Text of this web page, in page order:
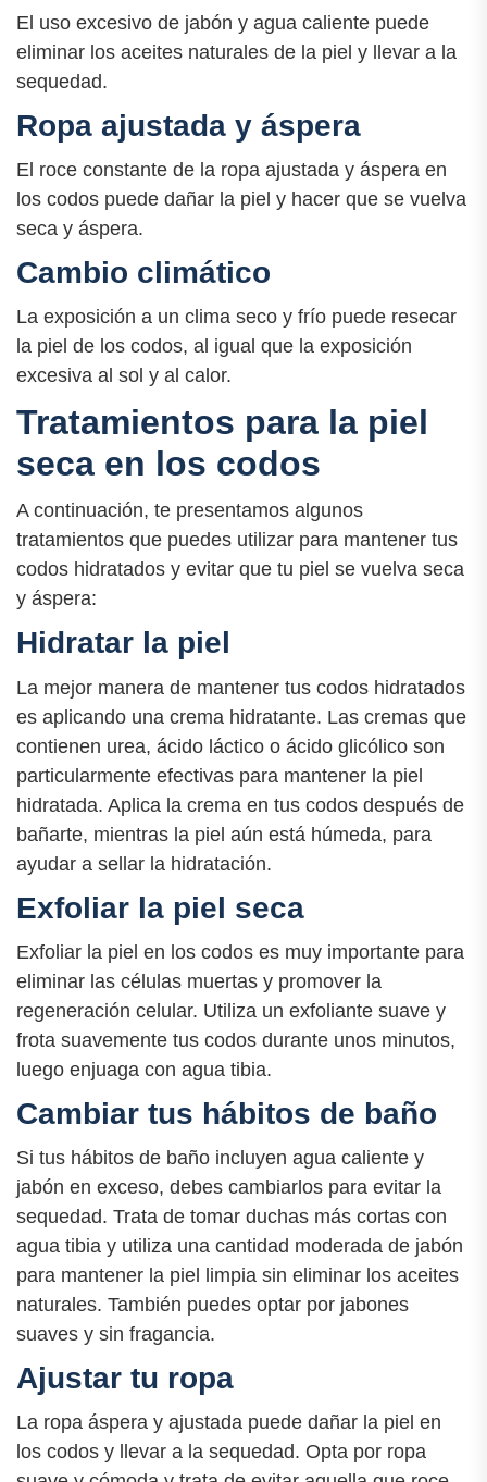
El uso excesivo de jabón y agua caliente puede
eliminar los aceites naturales de la piel y llevar a la
sequedad.
Ropa ajustada y áspera
El roce constante de la ropa ajustada y áspera en
los codos puede dañar la piel y hacer que se vuelva
seca y áspera.
Cambio climático
La exposición a un clima seco y frío puede resecar
la piel de los codos, al igual que la exposición
excesiva al sol y al calor.
Tratamientos para la piel
seca en los codos
A continuación, te presentamos algunos
tratamientos que puedes utilizar para mantener tus
codos hidratados y evitar que tu piel se vuelva seca
y áspera:
Hidratar la piel
La mejor manera de mantener tus codos hidratados
es aplicando una crema hidratante. Las cremas que
contienen urea, ácido láctico o ácido glicólico son
particularmente efectivas para mantener la piel
hidratada. Aplica la crema en tus codos después de
bañarte, mientras la piel aún está húmeda, para
ayudar a sellar la hidratación.
Exfoliar la piel seca
Exfoliar la piel en los codos es muy importante para
eliminar las células muertas y promover la
regeneración celular. Utiliza un exfoliante suave y
frota suavemente tus codos durante unos minutos,
luego enjuaga con agua tibia.
Cambiar tus hábitos de baño
Si tus hábitos de baño incluyen agua caliente y
jabón en exceso, debes cambiarlos para evitar la
sequedad. Trata de tomar duchas más cortas con
agua tibia y utiliza una cantidad moderada de jabón
para mantener la piel limpia sin eliminar los aceites
naturales. También puedes optar por jabones
suaves y sin fragancia.
Ajustar tu ropa
La ropa áspera y ajustada puede dañar la piel en
los codos y llevar a la sequedad. Opta por ropa